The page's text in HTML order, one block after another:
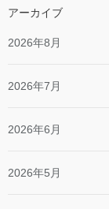
アーカイブ
2026年8月
2026年7月
2026年6月
2026年5月